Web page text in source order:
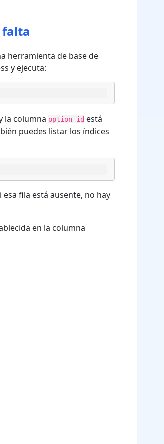
herramienta de base de
y ejecuta:
la columna option_id está
puedes listar los índices
esa fila está ausente, no hay
en la columna